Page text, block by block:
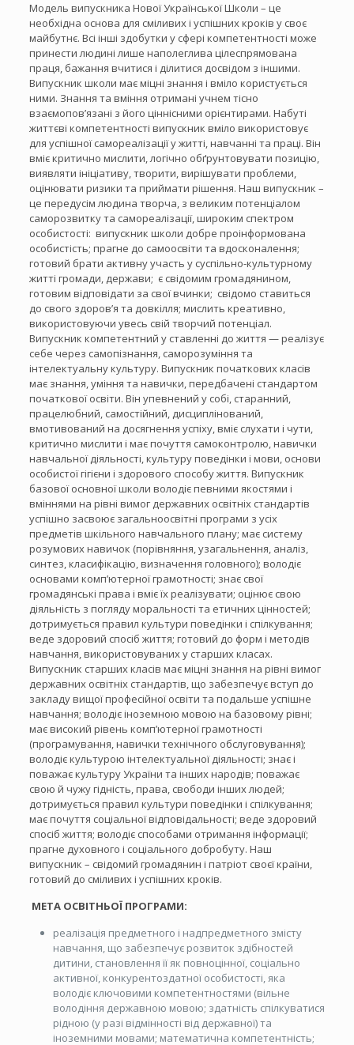
Модель випускника Нової Української Школи – це
необхідна основа для сміливих і успішних кроків у своє
майбутнє. Всі інші здобутки у сфері компетентності може
принести людині лише наполеглива цілеспрямована
праця, бажання вчитися і ділитися досвідом з іншими.
Випускник школи має міцні знання і вміло користується
ними. Знання та вміння отримані учнем тісно
взаємопов’язані з його ціннісними орієнтирами. Набуті
життєві компетентності випускник вміло використовує
для успішної самореалізації у житті, навчанні та праці. Він
вміє критично мислити, логічно обґрунтовувати позицію,
виявляти ініціативу, творити, вирішувати проблеми,
оцінювати ризики та приймати рішення. Наш випускник –
це передусім людина творча, з великим потенціалом
саморозвитку та самореалізації, широким спектром
особистості: випускник школи добре проінформована
особистість; прагне до самоосвіти та вдосконалення;
готовий брати активну участь у суспільно-культурному
житті громади, держави; є свідомим громадянином,
готовим відповідати за свої вчинки; свідомо ставиться
до свого здоров’я та довкілля; мислить креативно,
використовуючи увесь свій творчий потенціал.
Випускник компетентний у ставленні до життя — реалізує
себе через самопізнання, саморозуміння та
інтелектуальну культуру. Випускник початкових класів
має знання, уміння та навички, передбачені стандартом
початкової освіти. Він упевнений у собі, старанний,
працелюбний, самостійний, дисциплінований,
вмотивований на досягнення успіху, вміє слухати і чути,
критично мислити і має почуття самоконтролю, навички
навчальної діяльності, культуру поведінки і мови, основи
особистої гігієни і здорового способу життя. Випускник
базової основної школи володіє певними якостями і
вміннями на рівні вимог державних освітніх стандартів
успішно засвоює загальноосвітні програми з усіх
предметів шкільного навчального плану; має систему
розумових навичок (порівняння, узагальнення, аналіз,
синтез, класифікацію, визначення головного); володіє
основами комп’ютерної грамотності; знає свої
громадянські права і вміє їх реалізувати; оцінює свою
діяльність з погляду моральності та етичних цінностей;
дотримується правил культури поведінки і спілкування;
веде здоровий спосіб життя; готовий до форм і методів
навчання, використовуваних у старших класах.
Випускник старших класів має міцні знання на рівні вимог
державних освітніх стандартів, що забезпечує вступ до
закладу вищої професійної освіти та подальше успішне
навчання; володіє іноземною мовою на базовому рівні;
має високий рівень комп’ютерної грамотності
(програмування, навички технічного обслуговування);
володіє культурою інтелектуальної діяльності; знає і
поважає культуру України та інших народів; поважає
свою й чужу гідність, права, свободи інших людей;
дотримується правил культури поведінки і спілкування;
має почуття соціальної відповідальності; веде здоровий
спосіб життя; володіє способами отримання інформації;
прагне духовного і соціального добробуту. Наш
випускник – свідомий громадянин і патріот своєї країни,
готовий до сміливих і успішних кроків.
МЕТА ОСВІТНЬОЇ ПРОГРАМИ:
реалізація предметного і надпредметного змісту
навчання, що забезпечує розвиток здібностей
дитини, становлення її як повноцінної, соціально
активної, конкурентоздатної особистості, яка
володіє ключовими компетентностями (вільне
володіння державною мовою; здатність спілкуватися
рідною (у разі відмінності від державної) та
іноземними мовами; математична компетентність;